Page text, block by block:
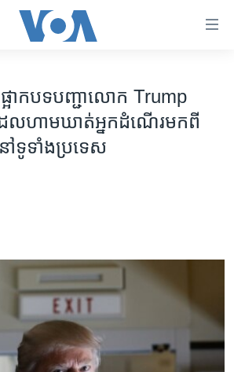
ផ្អាក​បទបញ្ជា​​លោក Trump
ែល​​ហាម​ឃាត់​អ្នក​​ដំណើរ​មក​ពី​
ទូទាំង​ប្រទេស​